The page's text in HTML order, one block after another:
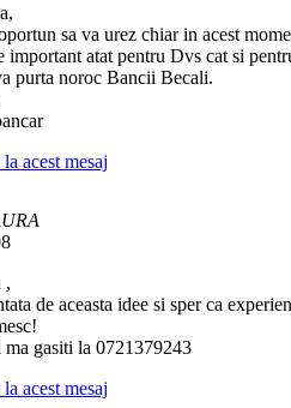
sa va urez chiar in acest
important atat pentru Dvs cat si
purta noroc Bancii Becali.
acest mesaj
,
de aceasta idee si sper ca
gasiti la 0721379243
acest mesaj